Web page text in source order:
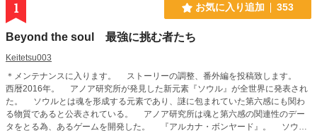
1 お気に入り追加 353
Beyond the soul 最強に挑む者たち
Keitetsu003
＊メンテナンスに入ります。 ストーリーの調整、番外編を投稿致します。
西暦2016年。 アノア研究所が発見した新元素『ソウル』が全世界に発表され
た。 ソウルとは魂を形成する元素であり、謎に包まれていた第六感にも関わ
る物質であると公表されている。 アノア研究所は魂と第六感の関連性のデー
タをとる為、あるゲームを開発した。 『アルカナ・ボンヤード』。 ソウル